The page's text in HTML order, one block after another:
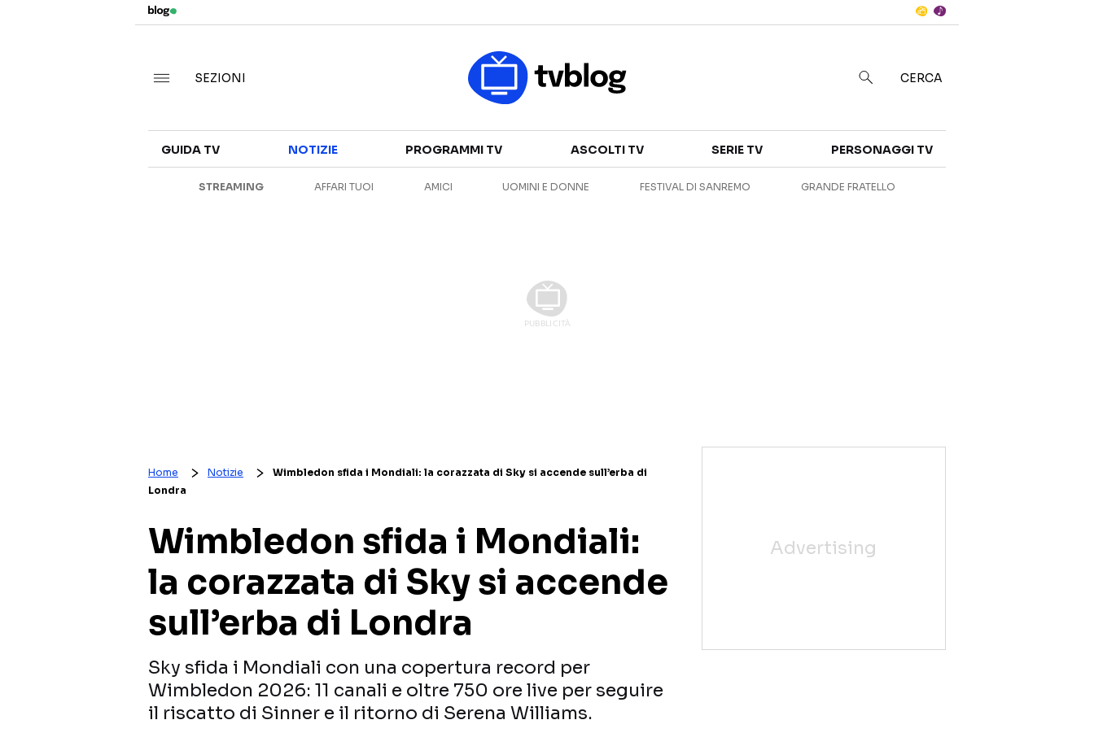
CANALI TV
SERIE TV
ANTEPRIME
SEZIONI CERCA
GUIDA TV NOTIZIE PROGRAMMI TV ASCOLTI TV SERIE TV PERSONAGGI TV
STREAMING AFFARI TUOI AMICI UOMINI E DONNE FESTIVAL DI SANREMO GRANDE FRATELLO
Home Notizie
Wimbledon sfida i Mondiali: la corazzata di Sky si accende sull’erba di
Londra
Wimbledon sfida i Mondiali:
la corazzata di Sky si accende
sull’erba di Londra
Sky sfida i Mondiali con una copertura record per
Wimbledon 2026: 11 canali e oltre 750 ore live per seguire
il riscatto di Sinner e il ritorno di Serena Williams.